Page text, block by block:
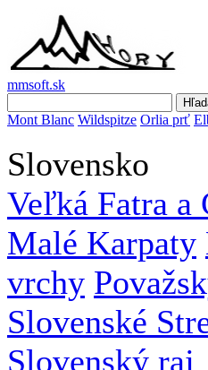
mmsoft.sk
Mont Blanc Wildspitze Orlia prť
Slovensko
Veľká Fatra a
Malé Karpaty
vrchy
Slovenské
Slovenský raj